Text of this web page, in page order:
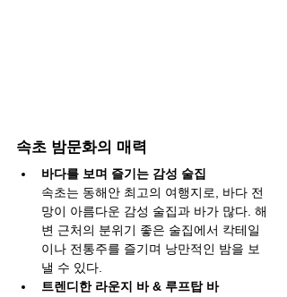
속초 밤문화의 매력
바다를 보며 즐기는 감성 술집
속초는 동해안 최고의 여행지로, 바다 전
망이 아름다운 감성 술집과 바가 많다. 해
변 근처의 분위기 좋은 술집에서 칵테일
이나 전통주를 즐기며 낭만적인 밤을 보
낼 수 있다.
트렌디한 라운지 바 & 루프탑 바